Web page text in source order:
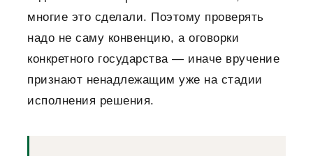
многие это сделали. Поэтому проверять
надо не саму конвенцию, а оговорки
конкретного государства — иначе вручение
признают ненадлежащим уже на стадии
исполнения решения.